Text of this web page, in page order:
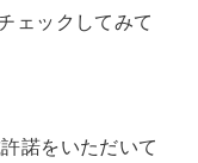
ェックしてみて
諾をいただいて